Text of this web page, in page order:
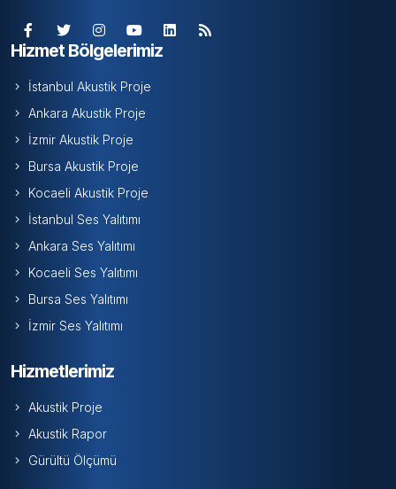
Hizmet Bölgelerimiz
İstanbul Akustik Proje
Ankara Akustik Proje
İzmir Akustik Proje
Bursa Akustik Proje
Kocaeli Akustik Proje
İstanbul Ses Yalıtımı
Ankara Ses Yalıtımı
Kocaeli Ses Yalıtımı
Bursa Ses Yalıtımı
İzmir Ses Yalıtımı
Hizmetlerimiz
Akustik Proje
Akustik Rapor
Gürültü Ölçümü